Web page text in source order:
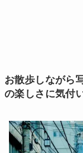
お散歩しながら
の楽しさに気付